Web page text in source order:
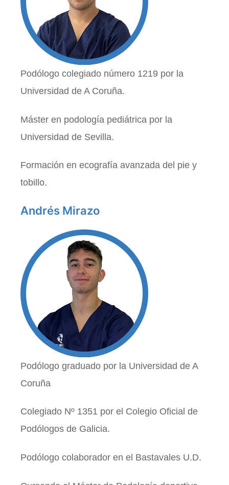
Podólogo colegiado número 1219 por la
Universidad de A Coruña.
Máster en podología pediátrica por la
Universidad de Sevilla.
Formación en ecografía avanzada del pie y
tobillo.
Andrés Mirazo
Podólogo graduado por la Universidad de A
Coruña
Colegiado Nº 1351 por el Colegio Oficial de
Podólogos de Galicia.
Podólogo colaborador en el Bastavales U.D.